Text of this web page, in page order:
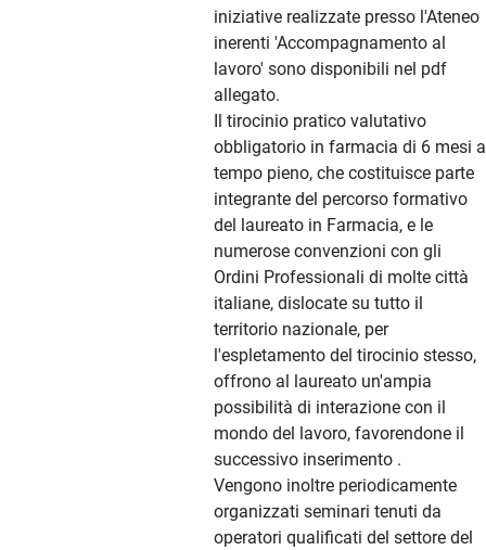
iniziative realizzate presso l'Ateneo
inerenti 'Accompagnamento al
lavoro' sono disponibili nel pdf
allegato.
Il tirocinio pratico valutativo
obbligatorio in farmacia di 6 mesi a
tempo pieno, che costituisce parte
integrante del percorso formativo
del laureato in Farmacia, e le
numerose convenzioni con gli
Ordini Professionali di molte città
italiane, dislocate su tutto il
territorio nazionale, per
l'espletamento del tirocinio stesso,
offrono al laureato un'ampia
possibilità di interazione con il
mondo del lavoro, favorendone il
successivo inserimento .
Vengono inoltre periodicamente
organizzati seminari tenuti da
operatori qualificati del settore del